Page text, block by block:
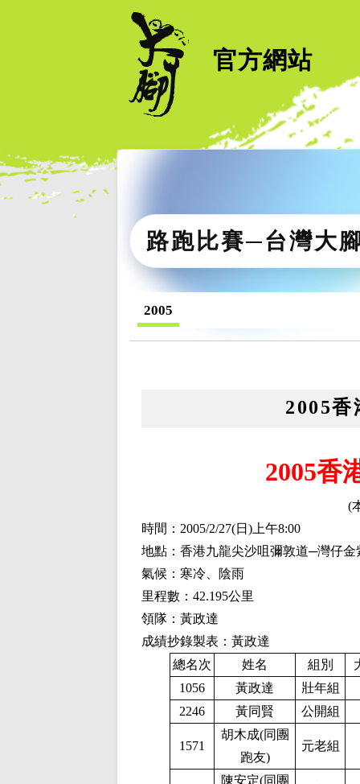
官方網站
路跑比賽─台灣大
2005
2005香
2005香
(
時間：2005/2/27(日)上午8:00
地點：香港九龍尖沙咀彌敦道─灣仔金
氣候：寒冷、陰雨
里程數：42.195公里
領隊：黃政達
成績抄錄製表：黃政達
總名次
姓名 組別
1056
黃政達 壯年組
2246
黃同賢 公開組
1571
胡木成(同團
跑友)
元老組
陳安定(同團